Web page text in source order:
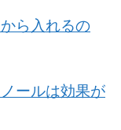
ら入れるの
ールは効果が